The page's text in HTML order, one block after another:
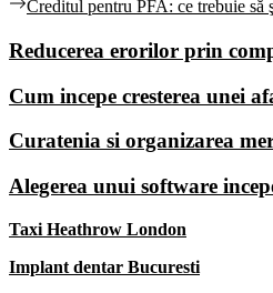
în
articole
Creditul pentru PFA: ce trebuie să
Reducerea erorilor prin
Cum incepe cresterea unei
Curatenia si organizarea
Alegerea unui software
Taxi Heathrow London
Implant dentar Bucuresti